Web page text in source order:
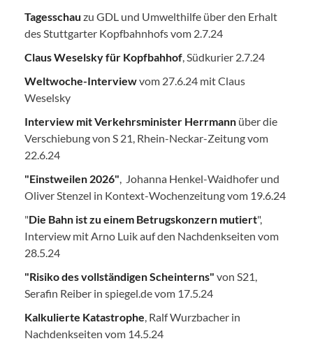
Tagesschau zu GDL und Umwelthilfe über den Erhalt
des Stuttgarter Kopfbahnhofs vom 2.7.24
Claus Weselsky für Kopfbahhof , Südkurier 2.7.24
Weltwoche-Interviewvom 27.6.24 mit Claus
Weselsky
Interview mit Verkehrsminister Herrmann über die
Verschiebung von S 21, Rhein-Neckar-Zeitung vom
22.6.24
"Einstweilen 2026" , Johanna Henkel-Waidhofer und
Oliver Stenzel in Kontext-Wochenzeitung vom 19.6.24
"Die Bahn ist zu einem Betrugskonzern mutiert",
Interview mit Arno Luik auf den Nachdenkseiten vom
28.5.24
"Risiko des vollständigen Scheinterns" von S21,
Serafin Reiber in spiegel.de vom 17.5.24
Kalkulierte Katastrophe , Ralf Wurzbacher in
Nachdenkseiten vom 14.5.24